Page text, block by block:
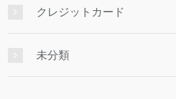
クレジットカード
未分類